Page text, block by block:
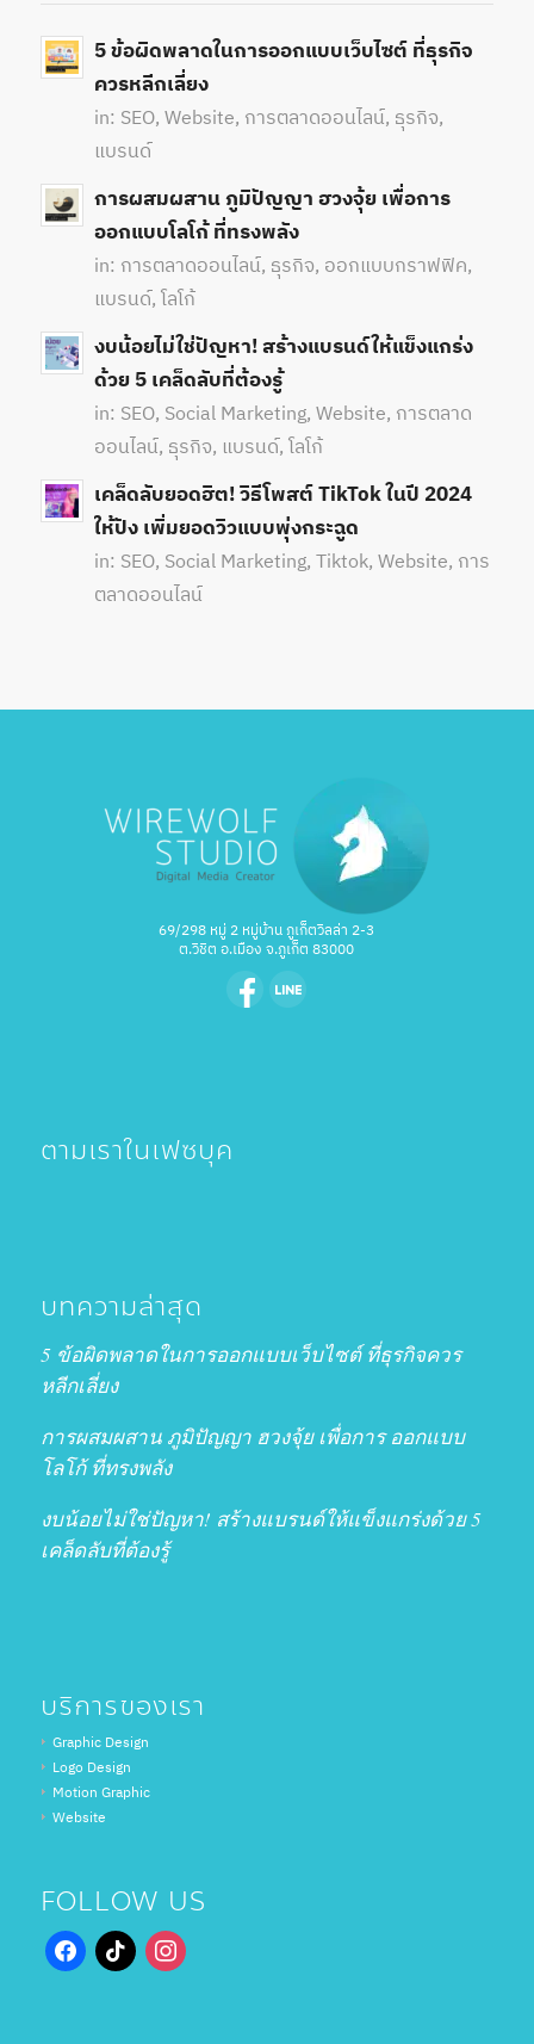
5 ข้อผิดพลาดในการออกแบบเว็บไซต์ ที่ธุรกิจ
ควรหลีกเลี่ยง
in: SEO, Website, การตลาดออนไลน์, ธุรกิจ,
แบรนด์
การผสมผสาน ภูมิปัญญา ฮวงจุ้ย เพื่อการ
ออกแบบโลโก้ ที่ทรงพลัง
in: การตลาดออนไลน์, ธุรกิจ, ออกแบบกราฟฟิค,
แบรนด์, โลโก้
งบน้อยไม่ใช่ปัญหา! สร้างแบรนด์ให้แข็งแกร่ง
ด้วย 5 เคล็ดลับที่ต้องรู้
in: SEO, Social Marketing, Website, การตลาด
ออนไลน์, ธุรกิจ, แบรนด์, โลโก้
เคล็ดลับยอดฮิต! วิธีโพสต์ TikTok ในปี 2024
ให้ปัง เพิ่มยอดวิวแบบพุ่งกระฉูด
in: SEO, Social Marketing, Tiktok, Website, การ
ตลาดออนไลน์
69/298 หมู่ 2 หมู่บ้าน ภูเก็ตวิลล่า 2-3
ต.วิชิต อ.เมือง จ.ภูเก็ต 83000
ตามเราในเฟซบุค
บทความล่าสุด
5 ข้อผิดพลาดในการออกแบบเว็บไซต์ ที่ธุรกิจควร
หลีกเลี่ยง
การผสมผสาน ภูมิปัญญา ฮวงจุ้ย เพื่อการ ออกแบบ
โลโก้ ที่ทรงพลัง
งบน้อยไม่ใช่ปัญหา! สร้างแบรนด์ให้แข็งแกร่งด้วย 5
เคล็ดลับที่ต้องรู้
บริการของเรา
Graphic Design
Logo Design
Motion Graphic
Website
FOLLOW US